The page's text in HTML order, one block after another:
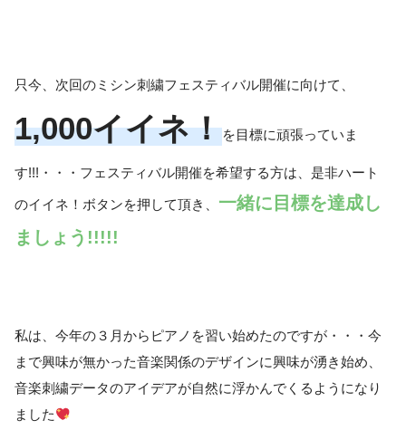
只今、次回のミシン刺繍フェスティバル開催に向けて、
1,000イイネ！を目標に頑張っていま
す!!!・・・フェスティバル開催を希望する方は、是非ハート
のイイネ！ボタンを押して頂き、 一緒に目標を達成し
ましょう!!!!!
私は、今年の３月からピアノを習い始めたのですが・・・今
まで興味が無かった音楽関係のデザインに興味が湧き始め、
音楽刺繍データのアイデアが自然に浮かんでくるようになり
ました